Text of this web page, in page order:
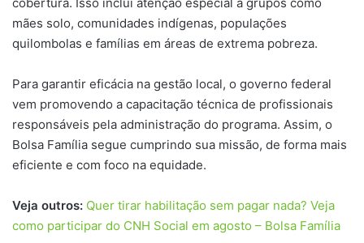
mães solo, comunidades indígenas, populações
quilombolas e famílias em áreas de extrema pobreza.
Para garantir eficácia na gestão local, o governo federal
vem promovendo a capacitação técnica de profissionais
responsáveis pela administração do programa. Assim, o
Bolsa Família segue cumprindo sua missão, de forma mais
eficiente e com foco na equidade.
Veja outros: Quer tirar habilitação sem pagar nada? Veja
como participar do CNH Social em agosto – Bolsa Família